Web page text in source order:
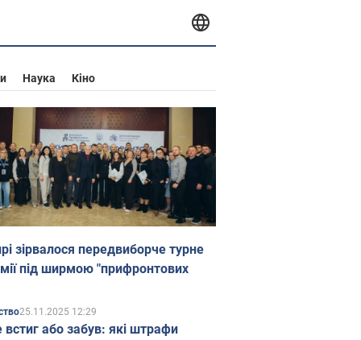
Наука Кіно
зірвалося передвиборче турне
під ширмою "прифронтових
25.11.2025 12:29
встиг або забув: які штрафи